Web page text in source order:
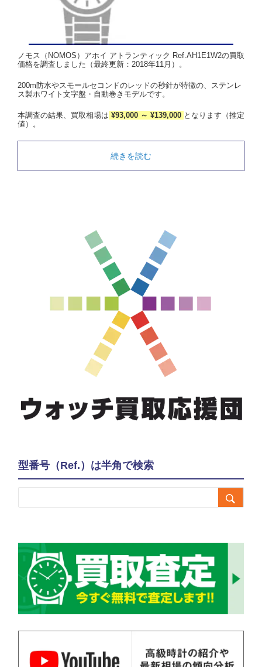
ノモス（NOMOS）アホイ アトランティック Ref.AH1E1W2の買取
価格を調査しました（最終更新：2018年11月）。
200m防水やスモールセコンドのレッドの秒針が特徴の、ステンレ
ス製ホワイト文字盤・自動巻きモデルです。
本調査の結果、買取相場は ¥93,000 ～ ¥139,000 となります（推定
値）。
続きを読む
型番号（Ref.）は半角で検索
